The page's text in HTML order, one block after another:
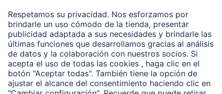
Hama Power Pack "Color 10", 10000 mAh, 2 Salidas:
USB-C, USB-A, Rojo
00201714